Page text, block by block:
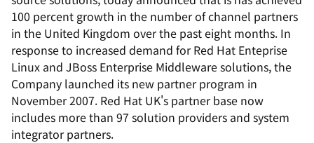
100 percent growth in the number of channel partners
in the United Kingdom over the past eight months. In
response to increased demand for Red Hat Enteprise
Linux and JBoss Enterprise Middleware solutions, the
Company launched its new partner program in
November 2007. Red Hat UK's partner base now
includes more than 97 solution providers and system
integrator partners.